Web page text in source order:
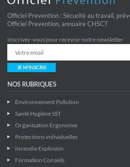
Officiel Prevention : Sécurité au travail,
Officiel Prevention, annuaire CHSCT
Inscrivez-vous pour recevoir notre newsletter
JE M'INSCRIS
NOS RUBRIQUES
Environnement Pollution
Santé Hygiène SST
Organisation Ergonomie
Protections individuelles
Incendie Explosion
Formation Conseils